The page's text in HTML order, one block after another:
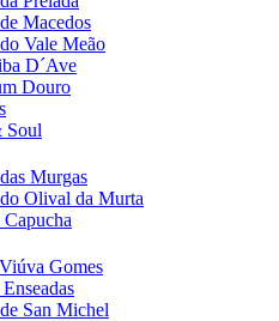
Macedos
Vale Meão
D´Ave
Douro
Soul
Murgas
Olival da Murta
Capucha
Gomes
San Michel